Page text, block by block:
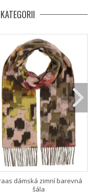
dámská zimní barevná
šála